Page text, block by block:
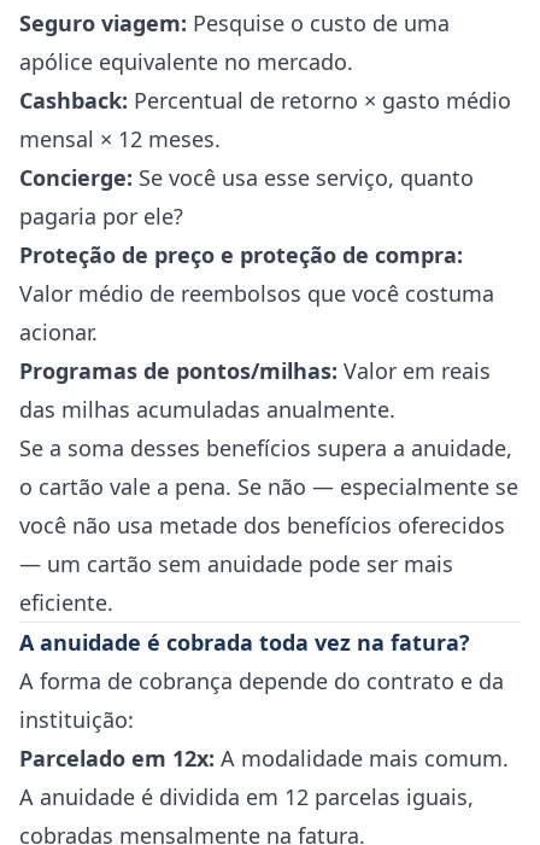
Seguro viagem: Pesquise o custo de uma
apólice equivalente no mercado.
Cashback: Percentual de retorno × gasto médio
mensal × 12 meses.
Concierge: Se você usa esse serviço, quanto
pagaria por ele?
Proteção de preço e proteção de compra:
Valor médio de reembolsos que você costuma
acionar.
Programas de pontos/milhas: Valor em reais
das milhas acumuladas anualmente.
Se a soma desses benefícios supera a anuidade,
o cartão vale a pena. Se não — especialmente se
você não usa metade dos benefícios oferecidos
— um cartão sem anuidade pode ser mais
eficiente.
A anuidade é cobrada toda vez na fatura?
A forma de cobrança depende do contrato e da
instituição:
Parcelado em 12x: A modalidade mais comum.
A anuidade é dividida em 12 parcelas iguais,
cobradas mensalmente na fatura.